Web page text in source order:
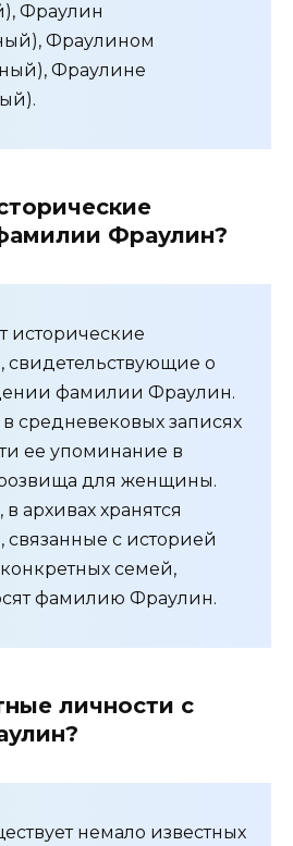
Фраулин
Фраулином
Фраулине
Фраулин?
исторические
свидетельствующие о
фамилии Фраулин.
средневековых записях
ее упоминание в
для женщины.
в архивах хранятся
связанные с историей
семей,
фамилию Фраулин.
личности с
немало известных